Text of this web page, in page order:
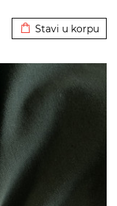
Stavi u korpu